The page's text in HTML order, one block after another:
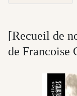
[Recueil de
de Francoise